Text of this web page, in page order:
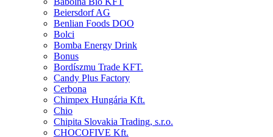
Beiersdorf AG
Benlian Foods DOO
Bolci
Bomba Energy Drink
Bonus
Bordíszmu Trade KFT.
Candy Plus Factory
Cerbona
Chimpex Hungária Kft.
Chio
Chipita Slovakia Trading, s.r.o.
CHOCOFIVE Kft.